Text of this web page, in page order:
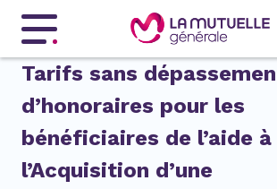
Menu principal
Tarifs sans
d’honoraires pour les
bénéficiaires de l’aide à
l’Acquisition d’une